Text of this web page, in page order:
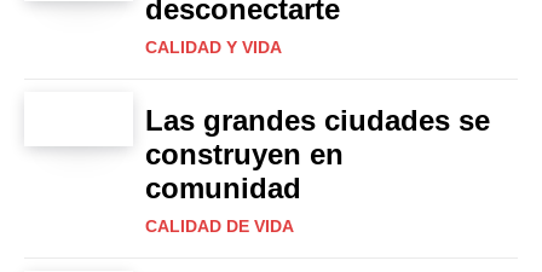
desconectarte
CALIDAD Y VIDA
Las grandes ciudades se
construyen en
comunidad
CALIDAD DE VIDA